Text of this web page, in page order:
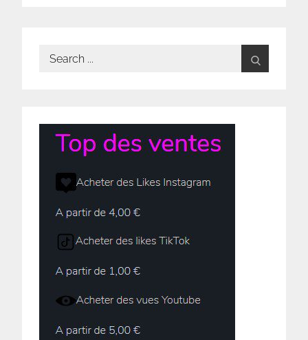
Search